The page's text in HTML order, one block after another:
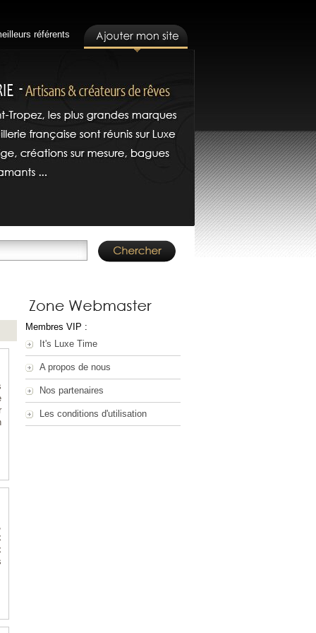
référents
Membres VIP :
It's Luxe Time
A propos de nous
Nos partenaires
Les conditions d'utilisation